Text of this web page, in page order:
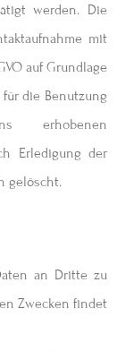
werden. Die
mit
auf Grundlage
die Benutzung
erhobenen
Erledigung der
gelöscht.
an Dritte zu
Zwecken findet